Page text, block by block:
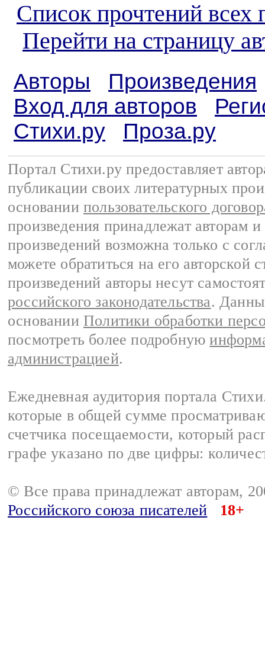
Список прочтений всех
Перейти на страницу
Авторы
Произведения
Вход для авторов
Стихи.ру
Проза.ру
Портал Стихи.ру предоставляет
публикации своих литературных
основании пользовательского
произведения принадлежат авторам
произведений возможна только с
можете обратиться на его авторской
произведений авторы несут
российского законодательства.
основании Политики обработки
посмотреть более подробную
администрацией.
Ежедневная аудитория портала
которые в общей сумме
счетчика посещаемости, который
графе указано по две цифры:
© Все права принадлежат авторам,
Российского союза писателей
18+